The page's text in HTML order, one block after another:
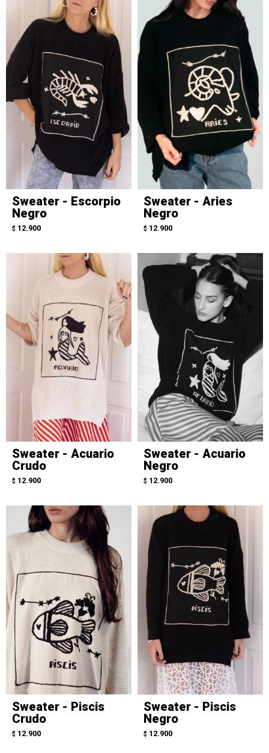
Sweater - Escorpio
Negro
$ 12.900
Sweater - Aries
Negro
$ 12.900
Sweater - Acuario
Crudo
$ 12.900
Sweater - Acuario
Negro
$ 12.900
Sweater - Piscis
Crudo
$ 12.900
Sweater - Piscis
Negro
$ 12.900